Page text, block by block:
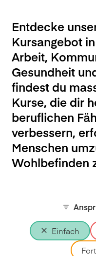
Entdecke
Kursangebot
Arbeit,
Gesundheit
findest du
Kurse, die dir
beruflichen
verbessern,
Menschen
Wohlbefinden
Einfach